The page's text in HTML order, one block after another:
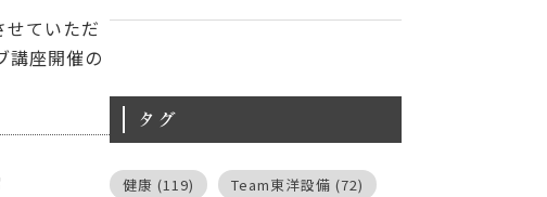
ていただ
講座開催の
タグ
健康 (119) Team東洋設備 (72)